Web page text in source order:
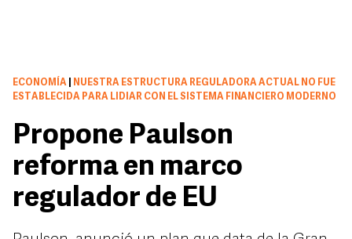
ECONOMÍA
NUESTRA ESTRUCTURA REGULADORA ACTUAL NO FUE
ESTABLECIDA PARA LIDIAR CON EL SISTEMA FINANCIERO MODERNO
Propone Paulson
reforma en marco
regulador de EU